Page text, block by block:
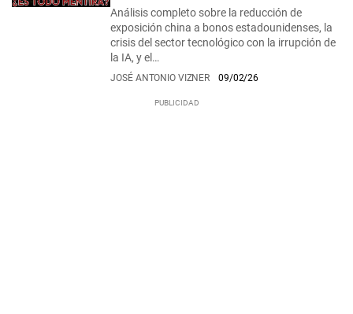
Análisis completo sobre la reducción de
exposición china a bonos estadounidenses, la
crisis del sector tecnológico con la irrupción de
la IA, y el…
JOSÉ ANTONIO VIZNER 09/02/26